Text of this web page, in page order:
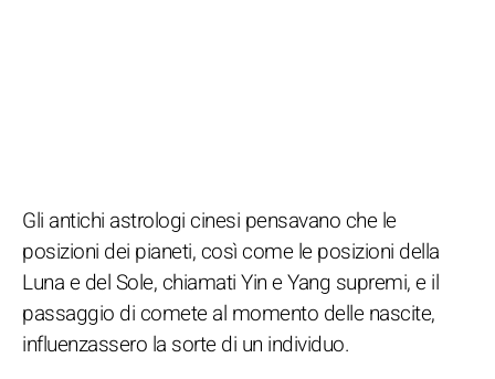
Gli antichi astrologi cinesi pensavano che le
posizioni dei pianeti, così come le posizioni della
Luna e del Sole, chiamati Yin e Yang supremi, e il
passaggio di comete al momento delle nascite,
influenzassero la sorte di un individuo.